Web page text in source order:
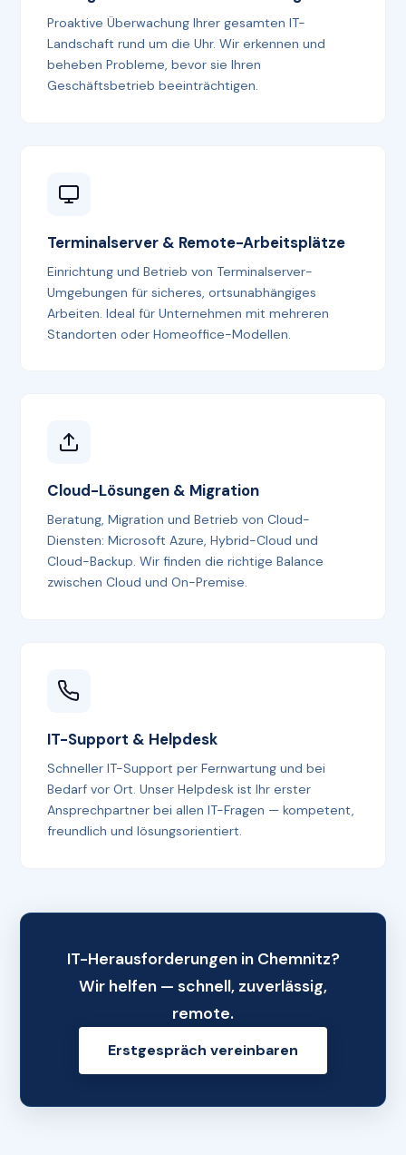
Proaktive Überwachung Ihrer gesamten IT-
Landschaft rund um die Uhr. Wir erkennen und
beheben Probleme, bevor sie Ihren
Geschäftsbetrieb beeinträchtigen.
Terminalserver & Remote-Arbeitsplätze
Einrichtung und Betrieb von Terminalserver-
Umgebungen für sicheres, ortsunabhängiges
Arbeiten. Ideal für Unternehmen mit mehreren
Standorten oder Homeoffice-Modellen.
Cloud-Lösungen & Migration
Beratung, Migration und Betrieb von Cloud-
Diensten: Microsoft Azure, Hybrid-Cloud und
Cloud-Backup. Wir finden die richtige Balance
zwischen Cloud und On-Premise.
IT-Support & Helpdesk
Schneller IT-Support per Fernwartung und bei
Bedarf vor Ort. Unser Helpdesk ist Ihr erster
Ansprechpartner bei allen IT-Fragen — kompetent,
freundlich und lösungsorientiert.
IT-Herausforderungen in Chemnitz?
Wir helfen — schnell, zuverlässig,
remote.
Erstgespräch vereinbaren